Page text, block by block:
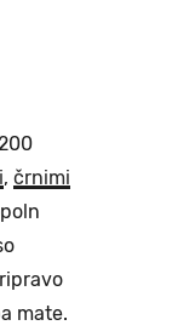
, črnimi
mate.